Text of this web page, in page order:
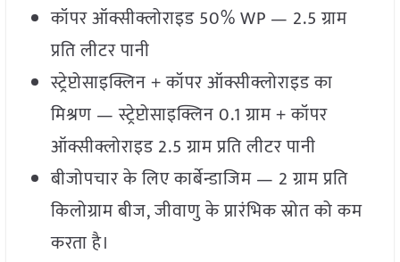
कॉपर ऑक्सीक्लोराइड 50% WP — 2.5 ग्राम
प्रति लीटर पानी
स्ट्रेप्टोसाइक्लिन + कॉपर ऑक्सीक्लोराइड का
मिश्रण — स्ट्रेप्टोसाइक्लिन 0.1 ग्राम + कॉपर
ऑक्सीक्लोराइड 2.5 ग्राम प्रति लीटर पानी
बीजोपचार के लिए कार्बेन्डाजिम — 2 ग्राम प्रति
किलोग्राम बीज, जीवाणु के प्रारंभिक स्रोत को कम
करता है।